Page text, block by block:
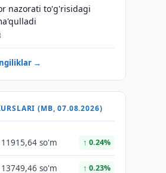
nazorati to'g'risidagi
→
(MB, 07.08.2026)
11915,64 so'm ↑ 0.24%
13749,46 so'm ↑ 0.23%